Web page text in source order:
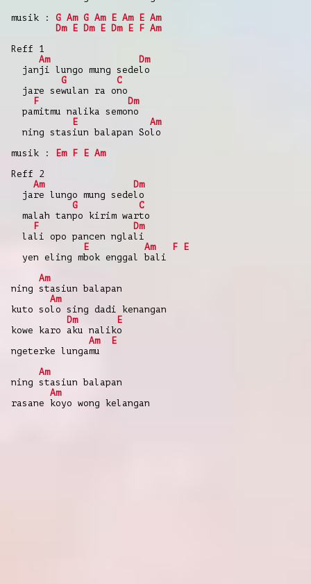
musik : G Am G Am E Am E Am
Dm
E Dm E Dm E F Am
Reff 1
Am
Dm
janji lungo mung sedelo
G
C
jare sewulan ra ono
F
Dm
pamitmu nalika semono
E
Am
ning stasiun balapan Solo
musik :
Em F E Am
Reff 2
Am
Dm
jare lungo mung sedelo
G
C
malah tanpo kirim warto
F
Dm
lali opo pancen nglali
E
Am F
E
yen eling mbok enggal bali
Am
ning stasiun balapan
Am
kuto solo sing dadi kenangan
Dm
E
kowe karo aku naliko
Am
E
ngeterke lungamu
Am
ning stasiun balapan
Am
rasane koyo wong kelangan